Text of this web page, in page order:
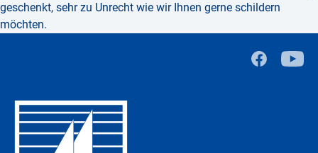
geschenkt, sehr zu Unrecht wie wir Ihnen gerne schildern
möchten.